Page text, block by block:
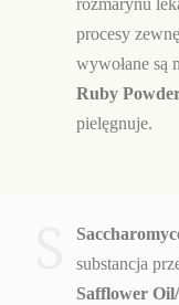
rozmarynu
procesy
wywołane są
Ruby
pielęgnuje.
substancja
Safflower